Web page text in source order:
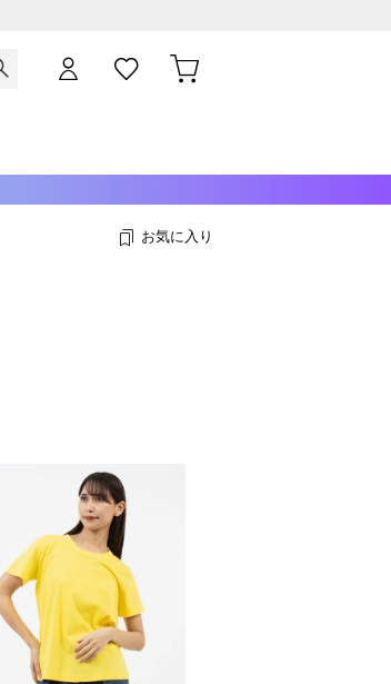
お気に入り